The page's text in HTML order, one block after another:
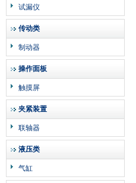
试漏仪
传动类
制动器
操作面板
触摸屏
夹紧装置
联轴器
液压类
气缸